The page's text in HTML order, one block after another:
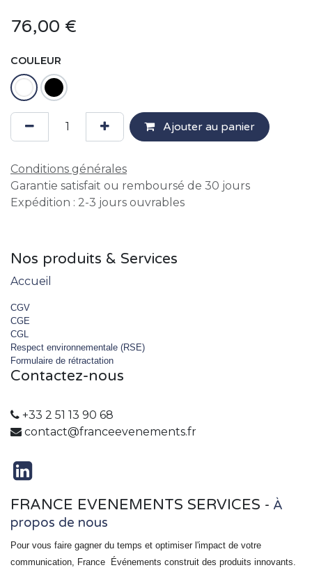
76,00 €
COULEUR
Ajouter au panier
Conditions générales
Garantie satisfait ou remboursé de 30 jours
Expédition : 2-3 jours ouvrables
Nos produits & Services
Accueil
CGV
CGE
CGL
Respect environnementale (RSE)
Formulaire de rétractation
Contactez-nous
+33 2 51 13 90 68
contact@franceevenements.fr
FRANCE EVENEMENTS SERVICES - À
propos de nous
Pour vous faire gagner du temps et optimiser l'impact de votre
communication, France
Événements construit des produits innovants.